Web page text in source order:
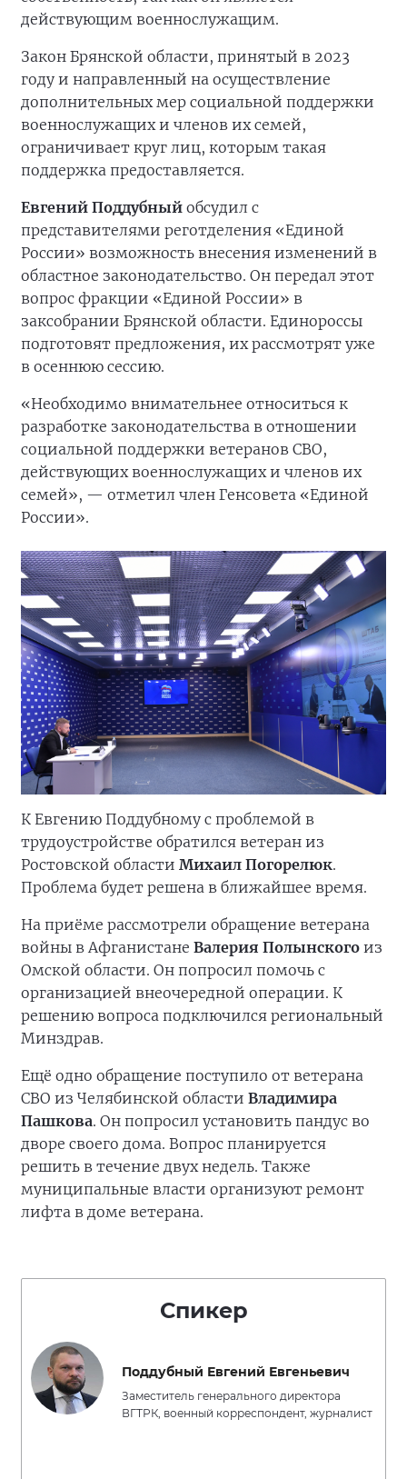
действующим военнослужащим.
Закон Брянской области, принятый в 2023
году и направленный на осуществление
дополнительных мер социальной поддержки
военнослужащих и членов их семей,
ограничивает круг лиц, которым такая
поддержка предоставляется.
Евгений Поддубный обсудил с
представителями реготделения «Единой
России» возможность внесения изменений в
областное законодательство. Он передал этот
вопрос фракции «Единой России» в
заксобрании Брянской области. Единороссы
подготовят предложения, их рассмотрят уже
в осеннюю сессию.
«Необходимо внимательнее относиться к
разработке законодательства в отношении
социальной поддержки ветеранов СВО,
действующих военнослужащих и членов их
семей», — отметил член Генсовета «Единой
России».
К Евгению Поддубному с проблемой в
трудоустройстве обратился ветеран из
Ростовской области Михаил Погорелюк.
Проблема будет решена в ближайшее время.
На приёме рассмотрели обращение ветерана
войны в Афганистане Валерия Полынского из
Омской области. Он попросил помочь с
организацией внеочередной операции. К
решению вопроса подключился региональный
Минздрав.
Ещё одно обращение поступило от ветерана
СВО из Челябинской области Владимира
Пашкова. Он попросил установить пандус во
дворе своего дома. Вопрос планируется
решить в течение двух недель. Также
муниципальные власти организуют ремонт
лифта в доме ветерана.
Спикер
Поддубный Евгений Евгеньевич
Заместитель генерального директора
ВГТРК, военный корреспондент, журналист